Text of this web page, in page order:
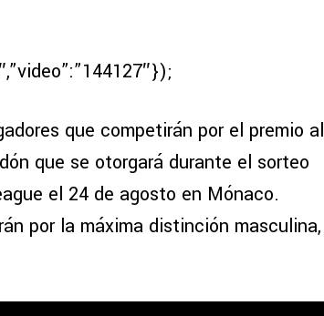
que competirán por el premio al
que se otorgará durante el sorteo
el 24 de agosto en Mónaco.
por la máxima distinción masculina,